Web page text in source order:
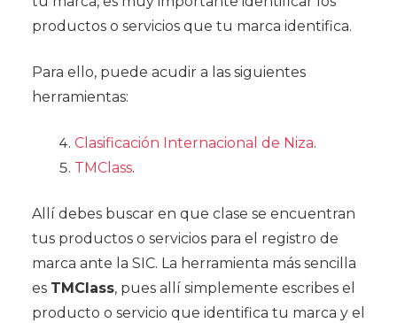
productos o servicios que tu marca identifica.
Para ello, puede acudir a las siguientes
herramientas:
Clasificación Internacional de Niza.
TMClass.
Allí debes buscar en que clase se encuentran
tus productos o servicios para el registro de
marca ante la SIC. La herramienta más sencilla
es TMClass, pues allí simplemente escribes el
producto o servicio que identifica tu marca y el